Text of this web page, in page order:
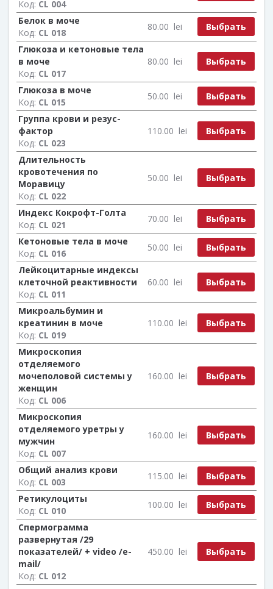
Код: CL 004
Белок в моче
Код: CL 018
80.00 lei
Выбрать
Глюкоза и кетоновые тела
в моче
Код: CL 017
80.00 lei Выбрать
Глюкоза в моче
Код: CL 015
50.00 lei
Выбрать
Группа крови и резус-
фактор
Код: CL 023
110.00 lei Выбрать
Длительность
кровотечения по
Моравицу
Код: CL 022
50.00 lei Выбрать
Индекс Кокрофт-Голта
Код: CL 021
70.00 lei
Выбрать
Кетоновые тела в моче
Код: CL 016
50.00 lei
Выбрать
Лейкоцитарные индексы
клеточной реактивности
Код: CL 011
60.00 lei Выбрать
Микроальбумин и
креатинин в моче
Код: CL 019
110.00 lei Выбрать
Микроскопия
отделяемого
мочеполовой системы у
женщин
Код: CL 006
160.00 lei Выбрать
Микроскопия
отделяемого уретры у
мужчин
Код: CL 007
160.00 lei Выбрать
Общий анализ крови
Код: CL 003
115.00 lei
Выбрать
Ретикулоциты
Код: CL 010
100.00 lei
Выбрать
Спермограмма
развернутая /29
показателей/ + video /e-
mail/
Код: CL 012
450.00 lei Выбрать